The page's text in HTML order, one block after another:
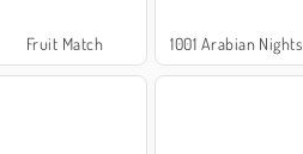
Fruit Match 1001 Arabian Nights